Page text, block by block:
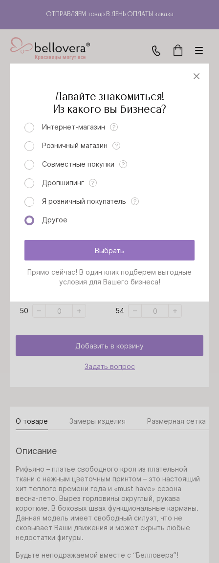
ОТПРАВЛЯЕМ товар В ДЕНЬ ОПЛАТЫ заказа
Скачать фото
ПЛАТЬЕ РИФЬЯНО (ДАСТИ РОУЗ)
Артикул: 53П6122
Модельный ряд
50
52
54
Добавить в корзину
Задать вопрос
О товаре Замеры изделия Размерная сетка
Описание
Рифьяно – платье свободного кроя из плательной
ткани с нежным цветочным принтом – это настоящий
хит теплого времени года и «must have» сезона
весна-лето. Вырез горловины округлый, рукава
короткие. В боковых швах функциональные карманы.
Данная модель имеет свободный силуэт, что не
сковывает Ваши движения и может скрыть любые
недостатки фигуры.
Будьте неподражаемой вместе с “Белловера”!
Давайте знакомиться!
Из какого вы бизнеса?
Интернет-магазин ?
Розничный магазин ?
Совместные покупки ?
Дропшипинг ?
Я розничный покупатель ?
Другое
Выбрать
Прямо сейчас! В один клик подберем выгодные
условия для Вашего бизнеса!